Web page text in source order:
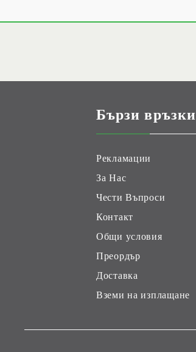
Бързи връзки
Рекламации
За Нас
Чести Въпроси
Контакт
Общи условия
Преордър
Доставка
Вземи на изплащане